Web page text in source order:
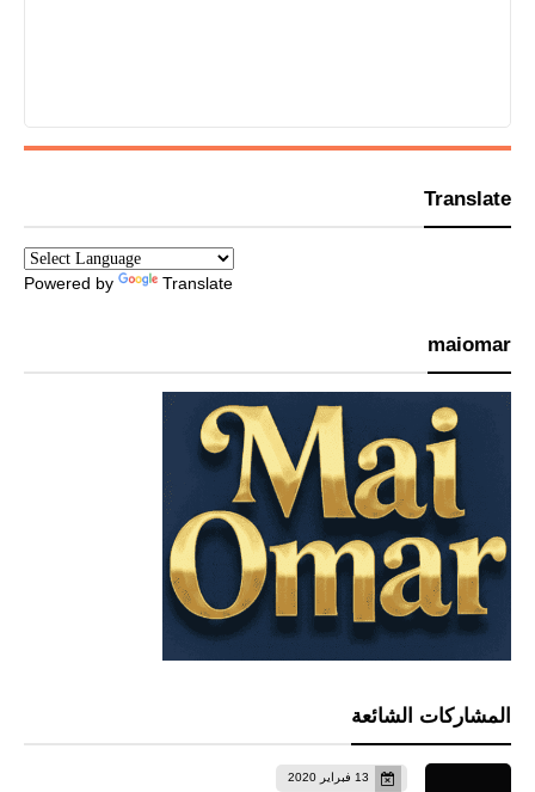
Translate
Powered by Translate
maiomar
المشاركات الشائعة
13 فبراير 2020